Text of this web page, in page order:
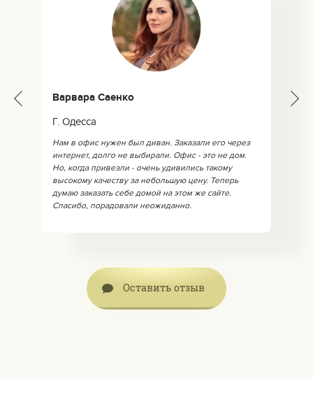
Варвара Саенко
Г. Одесса
Нам в офис нужен был диван. Заказали его через
интернет, долго не выбирали. Офис - это не дом.
Но, когда привезли - очень удивились такому
высокому качеству за небольшую цену. Теперь
думаю заказать себе домой на этом же сайте.
Спасибо, порадовали неожиданно.
Оставить отзыв